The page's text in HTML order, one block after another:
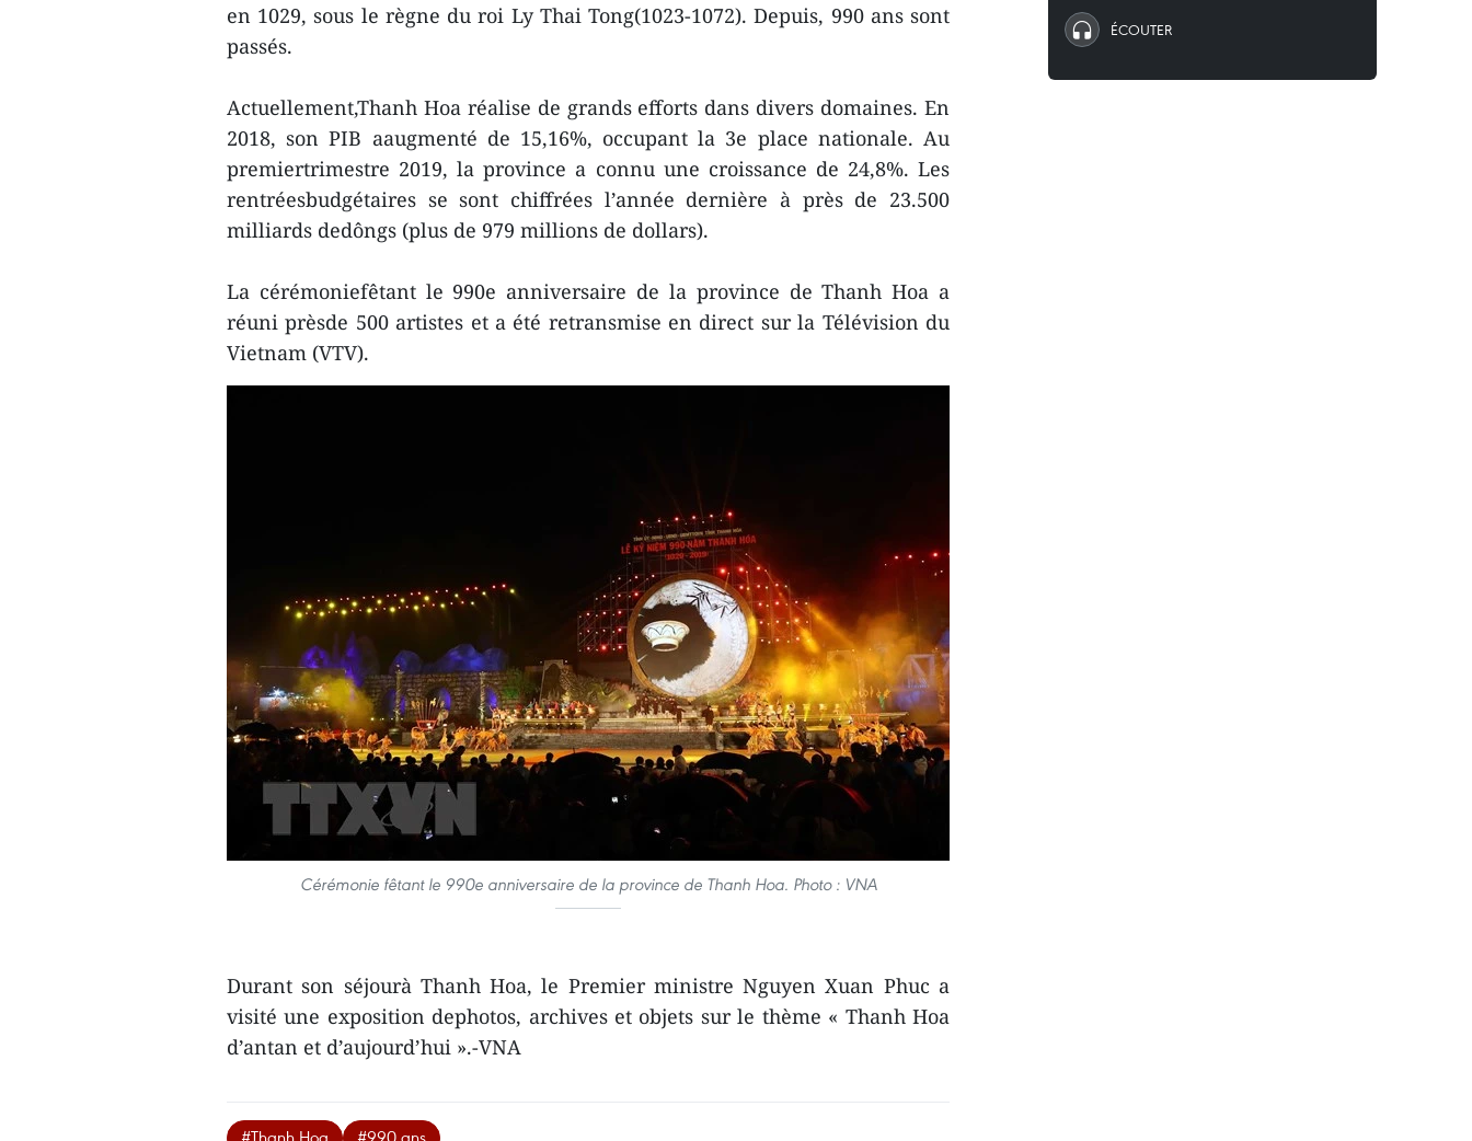
en 1029, sous le règne du roi Ly Thai Tong(1023-1072). Depuis, 990 ans sont
passés.
Actuellement,Thanh Hoa réalise de grands efforts dans divers domaines. En
2018, son PIB aaugmenté de 15,16%, occupant la 3e place nationale. Au
premiertrimestre 2019, la province a connu une croissance de 24,8%. Les
rentréesbudgétaires se sont chiffrées l’année dernière à près de 23.500
milliards dedôngs (plus de 979 millions de dollars).
La cérémoniefêtant le 990e anniversaire de la province de Thanh Hoa a
réuni prèsde 500 artistes et a été retransmise en direct sur la Télévision du
Vietnam (VTV).
Cérémonie fêtant le 990e anniversaire de la province de Thanh Hoa. Photo : VNA
Durant son séjourà Thanh Hoa, le Premier ministre Nguyen Xuan Phuc a
visité une exposition dephotos, archives et objets sur le thème « Thanh Hoa
d’antan et d’aujourd’hui ».-VNA
#Thanh Hoa #990 ans
ÉCOUTER